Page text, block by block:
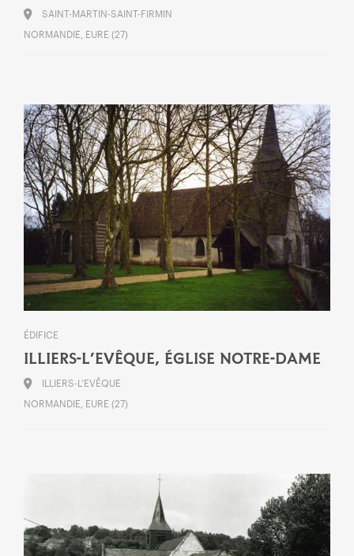
SAINT-MARTIN-SAINT-FIRMIN
NORMANDIE, EURE (27)
ÉDIFICE
ILLIERS-L’EVÊQUE, ÉGLISE NOTRE-DAME
ILLIERS-L’EVÊQUE
NORMANDIE, EURE (27)